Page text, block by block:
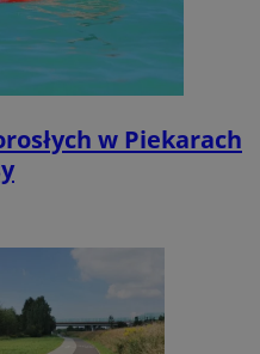
w Piekarach